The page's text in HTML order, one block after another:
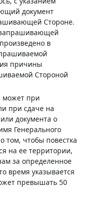
документ
Стороне.
в
причины
Стороной
может при
при сдаче на
документа о
Генерального
том, чтобы повестка
на ее территории,
за определенное
время указывается
превышать 50